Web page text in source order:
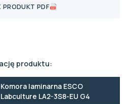
PDF
produktu:
Komora laminarna ESCO
Labculture LA2-3S8-EU G4